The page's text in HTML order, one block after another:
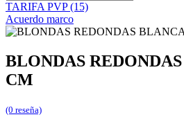
TARIFA PVP (15)
Acuerdo marco
BLONDAS
CM
(0 reseña)